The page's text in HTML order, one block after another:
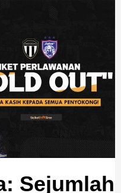
Sejumlah